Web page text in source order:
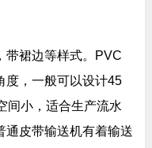
带裙边等样式。PVC
度，一般可以设计45
间小，适合生产流水
通皮带输送机有着输送